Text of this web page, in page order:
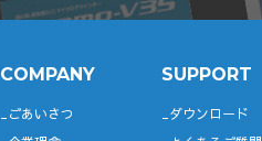
COMPANY
ごあいさつ
SUPPORT
ダウンロード